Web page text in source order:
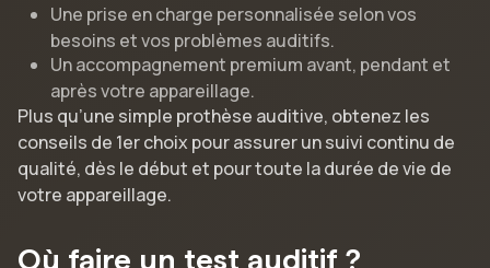
Une prise en charge personnalisée selon vos
besoins et vos problèmes auditifs.
Un accompagnement premium avant, pendant et
après votre appareillage.
Plus qu’une simple prothèse auditive, obtenez les
conseils de 1er choix pour assurer un suivi continu de
qualité, dès le début et pour toute la durée de vie de
votre appareillage.
Où faire un test auditif ?